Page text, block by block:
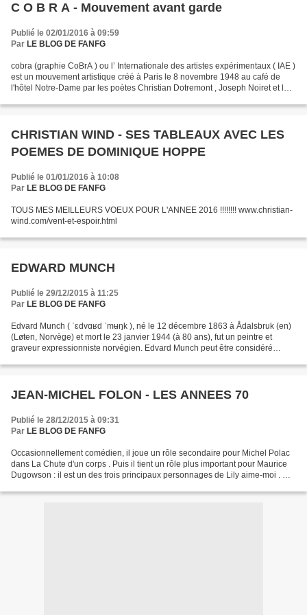
C O B R A - Mouvement avant garde
Publié le 02/01/2016 à 09:59
Par LE BLOG DE FANFG
cobra (graphie CoBrA ) ou l’ Internationale des artistes expérimentaux ( IAE )
est un mouvement artistique créé à Paris le 8 novembre 1948 au café de
l'hôtel Notre-Dame par les poètes Christian Dotremont , Joseph Noiret et les
CHRISTIAN WIND - SES TABLEAUX AVEC LES
POEMES DE DOMINIQUE HOPPE
Publié le 01/01/2016 à 10:08
Par LE BLOG DE FANFG
TOUS MES MEILLEURS VOEUX POUR L'ANNEE 2016 !!!!!!!! www.christian-
wind.com/vent-et-espoir.html
EDWARD MUNCH
Publié le 29/12/2015 à 11:25
Par LE BLOG DE FANFG
Edvard Munch ( ˈɛdvɑʁd ˈmʉŋk ), né le 12 décembre 1863 à Ådalsbruk (en)
(Løten, Norvège) et mort le 23 janvier 1944 (à 80 ans), fut un peintre et
graveur expressionniste norvégien. Edvard Munch peut être considéré
JEAN-MICHEL FOLON - LES ANNEES 70
Publié le 28/12/2015 à 09:31
Par LE BLOG DE FANFG
Occasionnellement comédien, il joue un rôle secondaire pour Michel Polac
dans La Chute d'un corps . Puis il tient un rôle plus important pour Maurice
Dugowson : il est un des trois principaux personnages de Lily aime-moi . On